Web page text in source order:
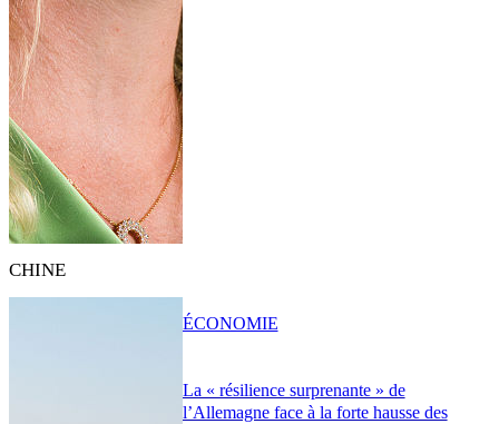
CHINE
La « résilience surprenante » de
l’Allemagne face à la forte hausse des
ÉCONOMIE